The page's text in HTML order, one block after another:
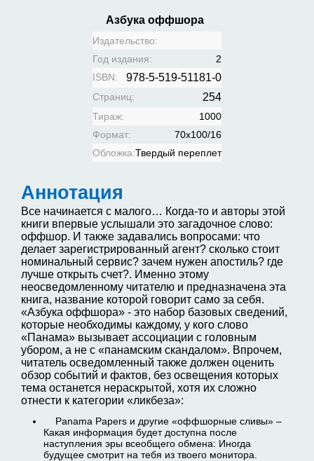
Азбука оффшора
Издательство:
Год издания:
2
ISBN:
978-5-519-51181-0
Страниц: 254
Тираж:
1000
Формат:
70х100/16
Обложка:Твердый переплет
Аннотация
Все начинается с малого… Когда-то и авторы этой
книги впервые услышали это загадочное слово:
оффшор. И также задавались вопросами: что
делает зарегистрированный агент? сколько стоит
номинальный сервис? зачем нужен апостиль? где
лучше открыть счет?. Именно этому
неосведомленному читателю и предназначена эта
книга, название которой говорит само за себя.
«Азбука оффшора» - это набор базовых сведений,
которые необходимы каждому, у кого слово
«Панама» вызывает ассоциации с головным
убором, а не с «панамским скандалом». Впрочем,
читатель осведомленный также должен оценить
обзор событий и фактов, без освещения которых
тема останется нераскрытой, хотя их сложно
отнести к категории «ликбеза»:
Panama Papers и другие «оффшорные сливы» –
Какая информация будет доступна после
наступления эры всеобщего обмена: Иногда
будущее смотрит на тебя из твоего монитора.